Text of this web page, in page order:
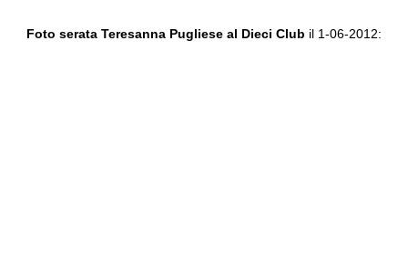
Foto serata Teresanna Pugliese al Dieci Club il 1-06-2012: